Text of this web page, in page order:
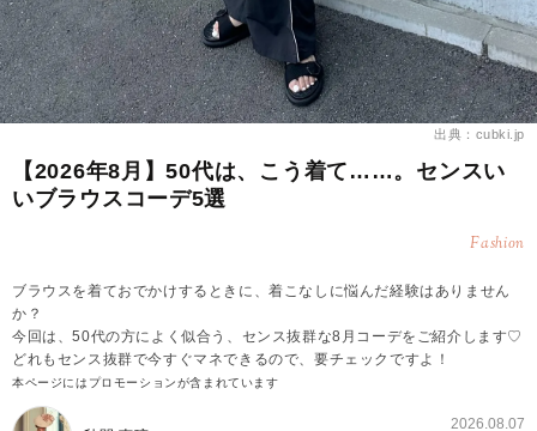
出典：cubki.jp
【2026年8月】50代は、こう着て……。センスい
いブラウスコーデ5選
Fashion
ブラウスを着ておでかけするときに、着こなしに悩んだ経験はありません
か？
今回は、50代の方によく似合う、センス抜群な8月コーデをご紹介します♡
どれもセンス抜群で今すぐマネできるので、要チェックですよ！
本ページにはプロモーションが含まれています
2026.08.07